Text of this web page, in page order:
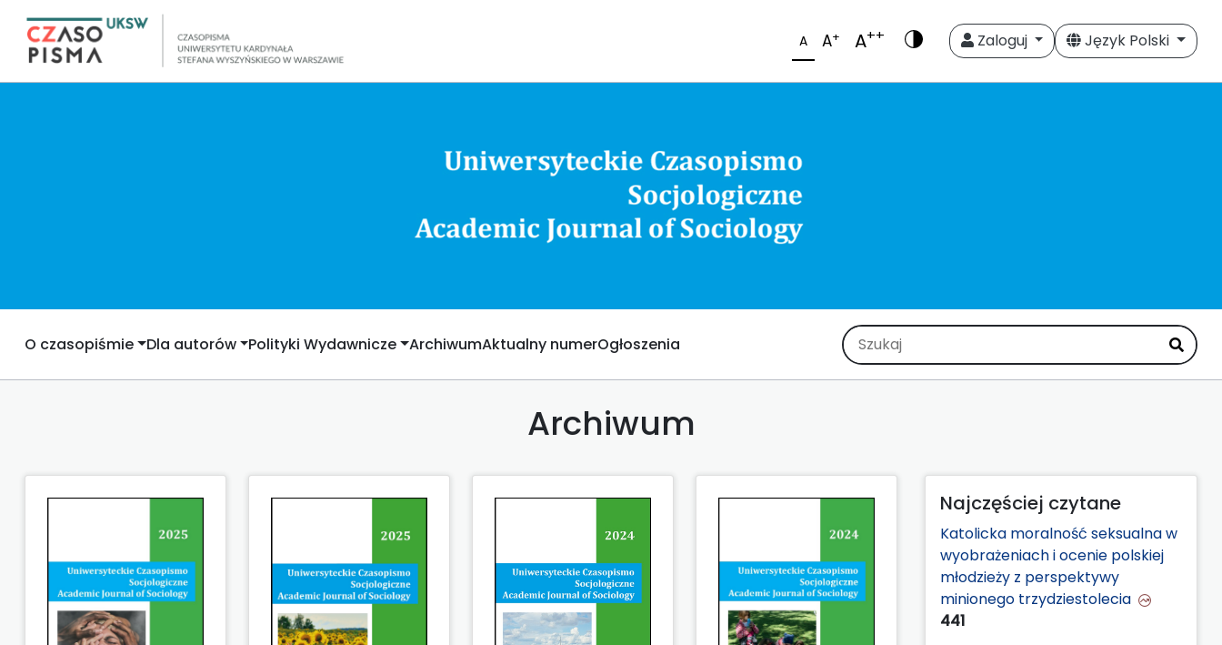
A A+ A++ Zaloguj Język Polski
O czasopiśmie Dla autorów Polityki Wydawnicze ArchiwumAktualny numerOgłoszenia
Archiwum
Najczęściej czytane
Katolicka moralność seksualna w
wyobrażeniach i ocenie polskiej
młodzieży z perspektywy
minionego trzydziestolecia
441